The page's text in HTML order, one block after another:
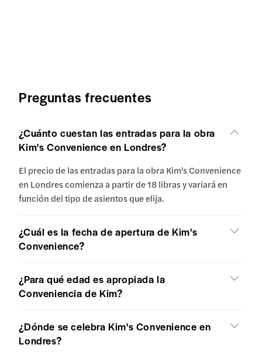
Preguntas frecuentes
¿Cuánto cuestan las entradas para la obra
Kim's Convenience en Londres?
El precio de las entradas para la obra Kim's Convenience
en Londres comienza a partir de 18 libras y variará en
función del tipo de asientos que elija.
¿Cuál es la fecha de apertura de Kim's
Convenience?
¿Para qué edad es apropiada la
Conveniencia de Kim?
¿Dónde se celebra Kim's Convenience en
Londres?